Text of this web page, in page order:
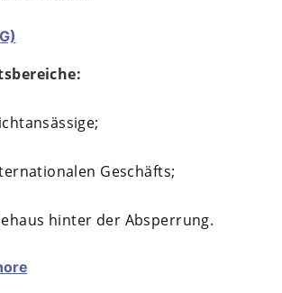
Geschäfts;
hinter der Absperrung.